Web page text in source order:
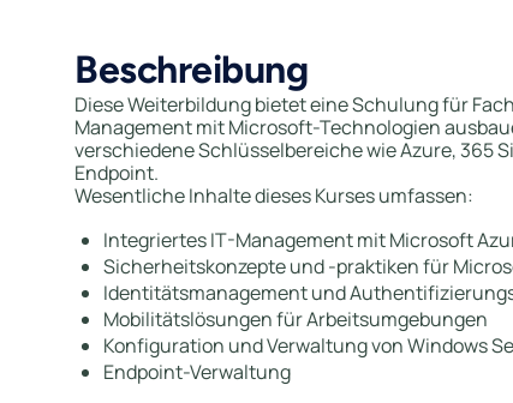
Beschreibung
Diese Weiterbildung bietet eine Schulung für
Management mit Microsoft-Technologien
verschiedene Schlüsselbereiche wie Azure, 365
Endpoint.
Wesentliche Inhalte dieses Kurses umfassen:
Integriertes IT-Management mit Microsoft
Sicherheitskonzepte und -praktiken für
Identitätsmanagement und
Mobilitätslösungen für Arbeitsumgebungen
Konfiguration und Verwaltung von Windows
Endpoint-Verwaltung